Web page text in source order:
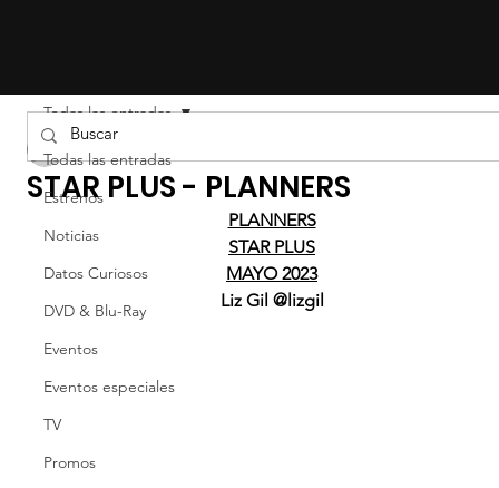
Todas las entradas
Estrenos
Noticias
Datos Curiosos
DVD & Blu-Ray
Eventos
Eventos especiales
TV
Promos
Todas las entradas
STAR PLUS - PLANNERS
PLANNERS
STAR PLUS
MAYO 2023
Liz Gil @lizgil